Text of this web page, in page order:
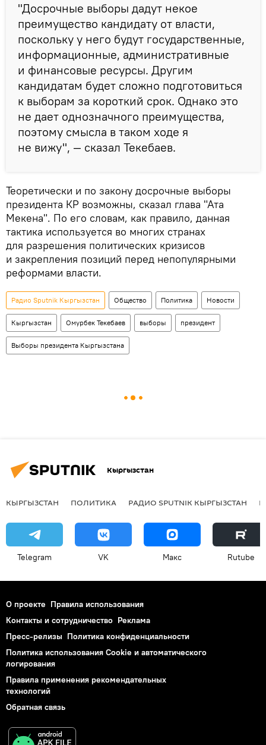
"Досрочные выборы дадут некое
преимущество кандидату от власти,
поскольку у него будут государственные,
информационные, административные
и финансовые ресурсы. Другим
кандидатам будет сложно подготовиться
к выборам за короткий срок. Однако это
не дает однозначного преимущества,
поэтому смысла в таком ходе я
не вижу", — сказал Текебаев.
Теоретически и по закону досрочные выборы
президента КР возможны, сказал глава "Ата
Мекена". По его словам, как правило, данная
тактика используется во многих странах
для разрешения политических кризисов
и закрепления позиций перед непопулярными
реформами власти.
Радио Sputnik Кыргызстан Общество Политика Новости
Кыргызстан Омурбек Текебаев выборы президент
Выборы президента Кыргызстана
Кыргызстан
КЫРГЫЗСТАН ПОЛИТИКА РАДИО SPUTNIK КЫРГЫЗСТАН
Telegram VK Макс Rutube
О проекте Правила использования
Контакты и сотрудничество Реклама
Пресс-релизы Политика конфиденциальности
Политика использования Cookie и автоматического
логирования
Правила применения рекомендательных
технологий
Обратная связь